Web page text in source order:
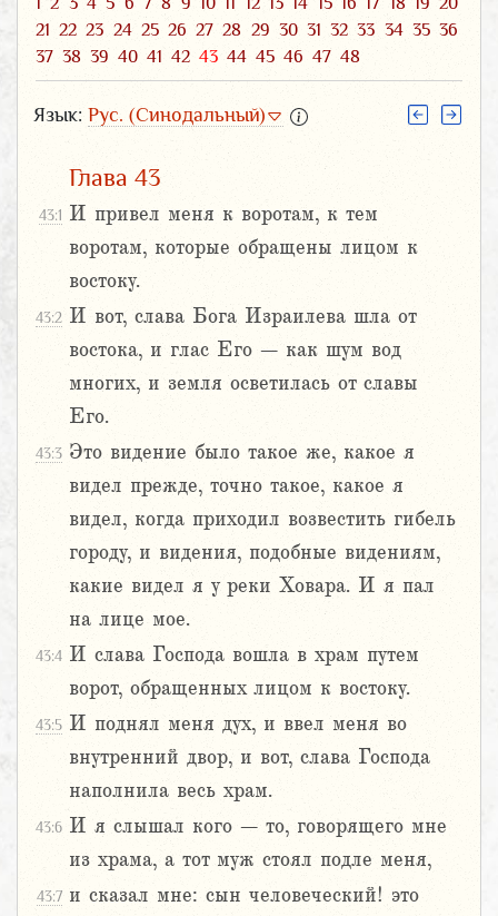
21 22 23 24 25 26 27 28 29 30 31 32 33 34 35 36
37 38 39 40 41 42 43 44 45 46 47 48
Язык: Рус. (Синодальный)
Глава 43
43:1 И привел меня к воротам, к тем
воротам, которые обращены лицом к
востоку.
43:2 И вот, слава Бога Израилева шла от
востока, и глас Его – как шум вод
многих, и земля осветилась от славы
Его.
43:3 Это видение было такое же, какое я
видел прежде, точно такое, какое я
видел, когда приходил возвестить гибель
городу, и видения, подобные видениям,
какие видел я у реки Ховара. И я пал
на лице мое.
43:4 И слава Господа вошла в храм путем
ворот, обращенных лицом к востоку.
43:5 И поднял меня дух, и ввел меня во
внутренний двор, и вот, слава Господа
наполнила весь храм.
43:6 И я слышал кого – то, говорящего мне
из храма, а тот муж стоял подле меня,
43:7 и сказал мне: сын человеческий! это